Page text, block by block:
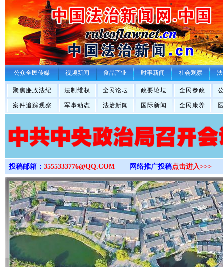
>
公众全民传媒 视频新闻 食品产业 时事新闻 社会观察
聚焦廉政法纪 法制维权 全民论坛 政要论坛 全民参政
案件追踪观察 军事动态 法治新闻 国际新闻 全民康养
投稿邮箱： 3555333776@QQ.COM 网络推广投稿点击进入>>>